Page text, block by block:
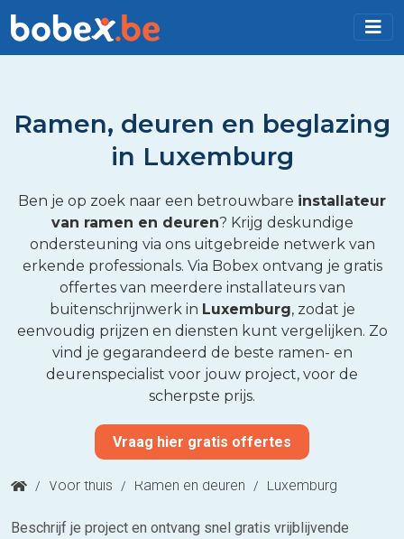
Ramen, deuren en beglazing
in Luxemburg
Ben je op zoek naar een betrouwbare installateur
van ramen en deuren? Krijg deskundige
ondersteuning via ons uitgebreide netwerk van
erkende professionals. Via Bobex ontvang je gratis
offertes van meerdere installateurs van
buitenschrijnwerk in Luxemburg, zodat je
eenvoudig prijzen en diensten kunt vergelijken. Zo
vind je gegarandeerd de beste ramen- en
deurenspecialist voor jouw project, voor de
scherpste prijs.
Vraag hier gratis offertes
/ Voor thuis / Ramen en deuren / Luxemburg
Beschrijf je project en ontvang snel gratis vrijblijvende